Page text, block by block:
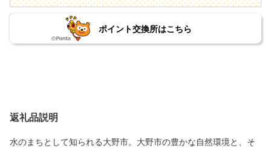
ポイント交換所はこちら
返礼品説明
水のまちとして知られる大野市。大野市の豊かな自然環境と、そ